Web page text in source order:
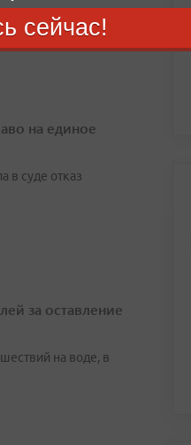
на единое
в суде отказ
за оставление
на воде, в
сейчас!